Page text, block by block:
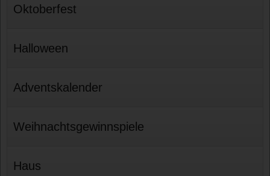
Oktoberfest
Halloween
Adventskalender
Weihnachtsgewinnspiele
Haus